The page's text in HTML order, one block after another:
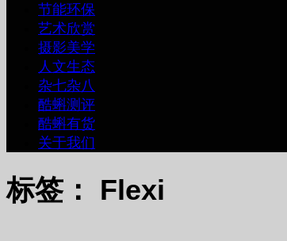
节能环保
艺术欣赏
摄影美学
人文生态
杂七杂八
酷蝌测评
酷蝌有货
关于我们
标签： Flexi